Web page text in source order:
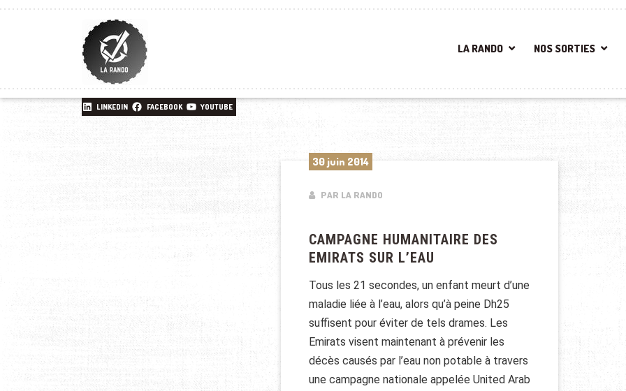
LA RANDO NOS SORTIES
LINKEDIN FACEBOOK YOUTUBE
30 juin 2014
PAR LA RANDO
CAMPAGNE HUMANITAIRE DES
EMIRATS SUR L’EAU
Tous les 21 secondes, un enfant meurt d’une
maladie liée à l’eau, alors qu’à peine Dh25
suffisent pour éviter de tels drames. Les
Emirats visent maintenant à prévenir les
décès causés par l’eau non potable à travers
une campagne nationale appelée United Arab